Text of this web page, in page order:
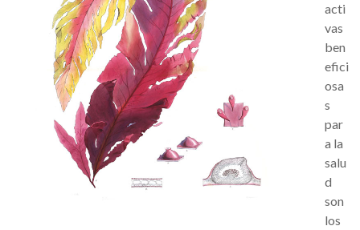
acti
vas
ben
efici
osa
s
par
a la
salu
d
son
los